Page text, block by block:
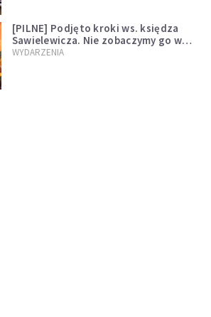
[PILNE] Podjęto kroki ws. księdza
Sawielewicza. Nie zobaczymy go w
mediach
WYDARZENIA